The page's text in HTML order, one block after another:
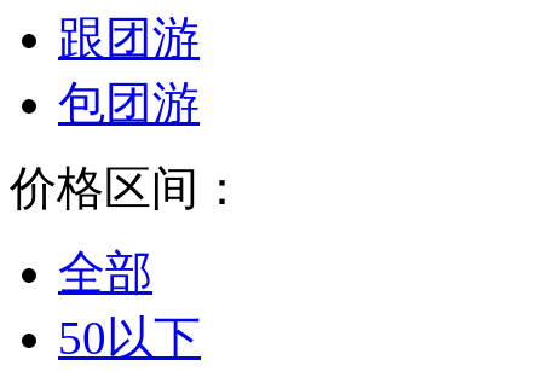
跟团游
包团游
价格区间：
全部
50以下